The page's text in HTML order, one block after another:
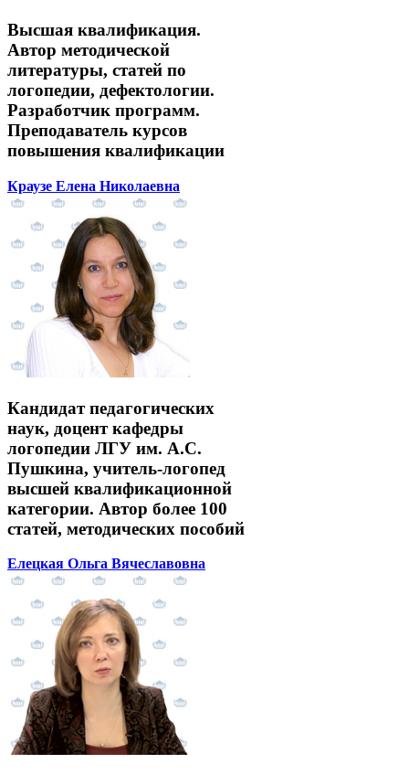
Высшая квалификация.
Автор методической
литературы, статей по
логопедии, дефектологии.
Разработчик программ.
Преподаватель курсов
повышения квалификации
Краузе Елена Николаевна
Кандидат педагогических
наук, доцент кафедры
логопедии ЛГУ им. А.С.
Пушкина, учитель-логопед
высшей квалификационной
категории. Автор более 100
статей, методических пособий
Елецкая Ольга Вячеславовна